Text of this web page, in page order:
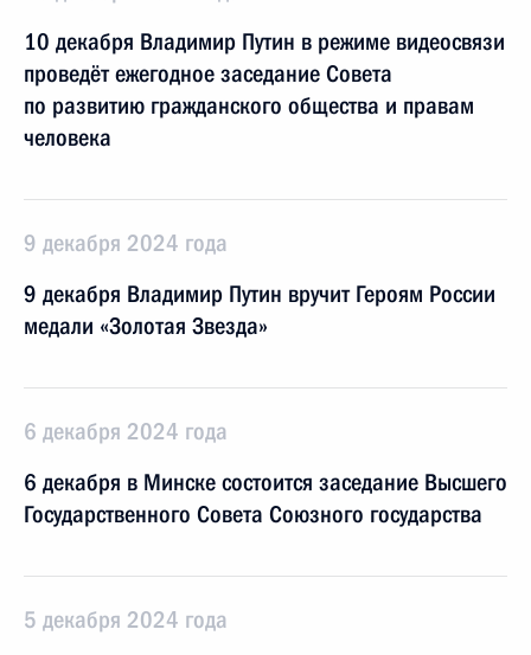
10 декабря Владимир Путин в режиме видеосвязи
проведёт ежегодное заседание Совета
по развитию гражданского общества и правам
человека
9 декабря 2024 года
9 декабря Владимир Путин вручит Героям России
медали «Золотая Звезда»
6 декабря 2024 года
6 декабря в Минске состоится заседание Высшего
Государственного Совета Союзного государства
5 декабря 2024 года